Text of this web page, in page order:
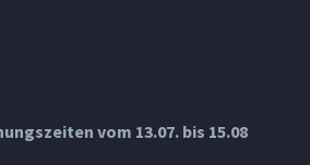
vom 13.07. bis 15.08